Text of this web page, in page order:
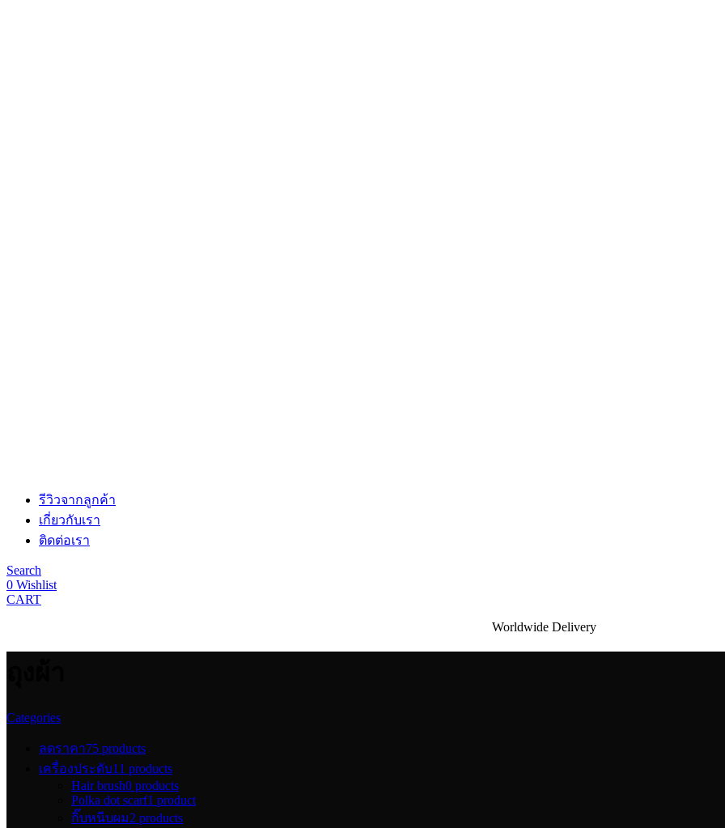
รีวิวจากลูกค้า
เกี่ยวกับเรา
ติดต่อเรา
Search
0 Wishlist
CART
Worldwide Delivery
Categories
ลดราคา75 products
เครื่องประดับ11 products
Hair brush0 products
Polka dot scarf1 product
กิ๊บหนีบผม2 products